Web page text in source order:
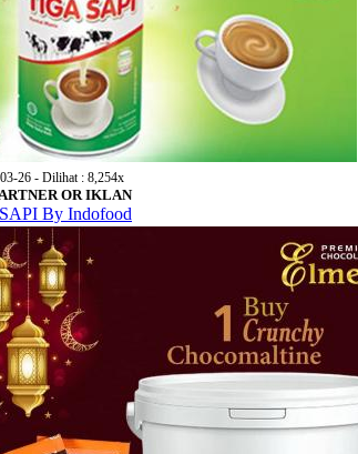
26 - Dilihat : 8,254x
OR IKLAN
By Indofood